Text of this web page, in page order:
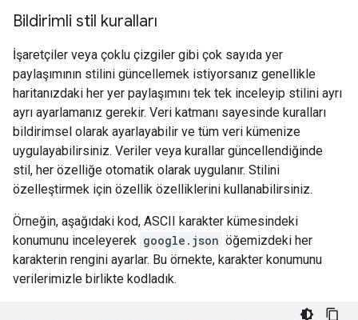
Bildirimli stil kuralları
İşaretçiler veya çoklu çizgiler gibi çok sayıda yer
paylaşımının stilini güncellemek istiyorsanız genellikle
haritanızdaki her yer paylaşımını tek tek inceleyip stilini ayrı
ayrı ayarlamanız gerekir. Veri katmanı sayesinde kuralları
bildirimsel olarak ayarlayabilir ve tüm veri kümenize
uygulayabilirsiniz. Veriler veya kurallar güncellendiğinde
stil, her özelliğe otomatik olarak uygulanır. Stilini
özelleştirmek için özellik özelliklerini kullanabilirsiniz.
Örneğin, aşağıdaki kod, ASCII karakter kümesindeki
konumunu inceleyerek google.json öğemizdeki her
karakterin rengini ayarlar. Bu örnekte, karakter konumunu
verilerimizle birlikte kodladık.